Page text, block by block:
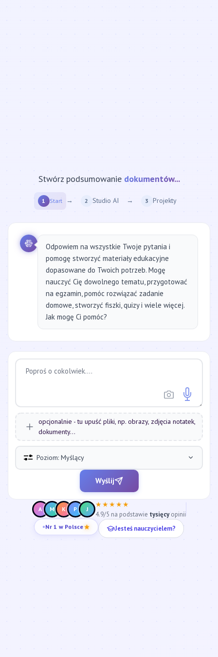
Stwórz podsumowanie strony internetowej...
1 Start → 2 Studio AI → 3 Projekty
Odpowiem na wszystkie Twoje pytania i
pomogę stworzyć materiały edukacyjne
dopasowane do Twoich potrzeb. Mogę
nauczyć Cię dowolnego tematu, przygotować
na egzamin, pomóc rozwiązać zadanie
domowe, stworzyć fiszki, quizy i wiele więcej.
Jak mogę Ci pomóc?
opcjonalnie - tu upuść pliki, np. obrazy, zdjęcia notatek,
dokumenty...
Poziom: Myślący
Wyślij
A M K P J
★★★★★
4.9/5 na podstawie tysięcyopinii
Nr 1 w Polsce Jesteś nauczycielem?